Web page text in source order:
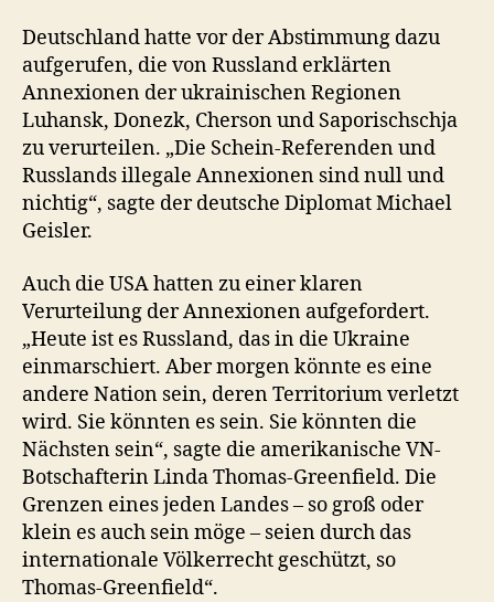
Deutschland hatte vor der Abstimmung dazu
aufgerufen, die von Russland erklärten
Annexionen der ukrainischen Regionen
Luhansk, Donezk, Cherson und Saporischschja
zu verurteilen. „Die Schein-Referenden und
Russlands illegale Annexionen sind null und
nichtig“, sagte der deutsche Diplomat Michael
Geisler.
Auch die USA hatten zu einer klaren
Verurteilung der Annexionen aufgefordert.
„Heute ist es Russland, das in die Ukraine
einmarschiert. Aber morgen könnte es eine
andere Nation sein, deren Territorium verletzt
wird. Sie könnten es sein. Sie könnten die
Nächsten sein“, sagte die amerikanische VN-
Botschafterin Linda Thomas-Greenfield. Die
Grenzen eines jeden Landes – so groß oder
klein es auch sein möge – seien durch das
internationale Völkerrecht geschützt, so
Thomas-Greenfield“.